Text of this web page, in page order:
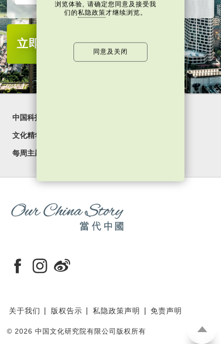
立即注册 成为当代中国会员
中国科技
文化精华
每周主题
关于我们 版权告示 私隐政策声明 免责声明
© 2026 中国文化研究院有限公司版权所有
浏览体验, 请确定您同意及接受我
们的私隐政策才继续浏览。
同意及关闭